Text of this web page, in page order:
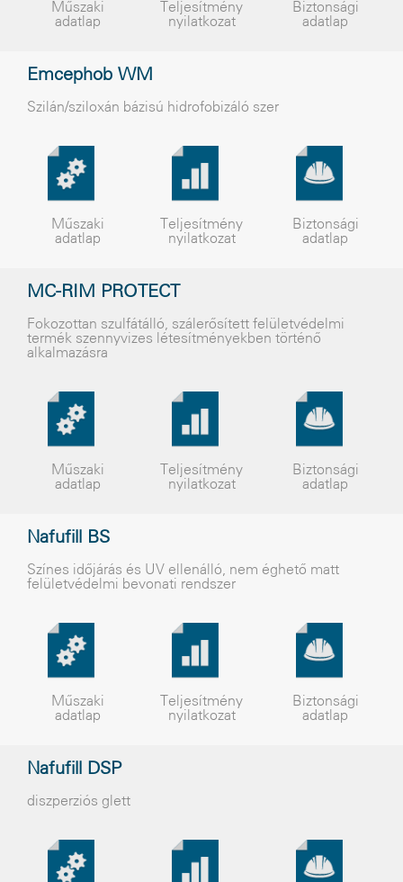
Műszaki
adatlap
Teljesítmény
nyilatkozat
Biztonsági
adatlap
Emcephob WM
Szilán/sziloxán bázisú hidrofobizáló szer
Műszaki
adatlap
Teljesítmény
nyilatkozat
Biztonsági
adatlap
MC-RIM PROTECT
Fokozottan szulfátálló, szálerősített felületvédelmi
termék szennyvizes létesítményekben történő
alkalmazásra
Műszaki
adatlap
Teljesítmény
nyilatkozat
Biztonsági
adatlap
Nafufill BS
Színes idõjárás és UV ellenálló, nem éghetõ matt
felületvédelmi bevonati rendszer
Műszaki
adatlap
Teljesítmény
nyilatkozat
Biztonsági
adatlap
Nafufill DSP
diszperziós glett